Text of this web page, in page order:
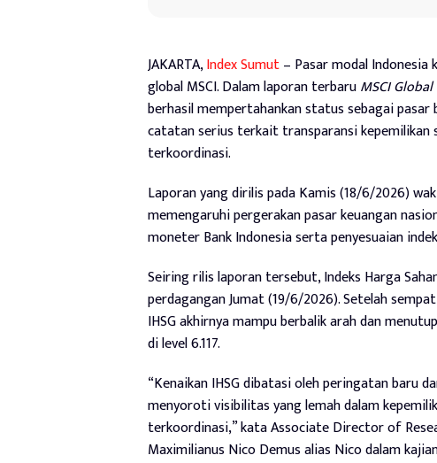
JAKARTA,Index Sumut– Pasar modal
global MSCI. Dalam laporan terbaruMSCI
berhasil mempertahankan status sebagai pasar
catatan serius terkait transparansi kepemilikan
terkoordinasi.
Laporan yang dirilis pada Kamis (18/6/2026)
memengaruhi pergerakan pasar keuangan
moneter Bank Indonesia serta penyesuaian
Seiring rilis laporan tersebut, Indeks Harga
perdagangan Jumat (19/6/2026). Setelah
IHSG akhirnya mampu berbalik arah dan
di level 6.117.
“Kenaikan IHSG dibatasi oleh peringatan baru
menyoroti visibilitas yang lemah dalam
terkoordinasi,” kata Associate Director of
Maximilianus Nico Demus alias Nico dalam